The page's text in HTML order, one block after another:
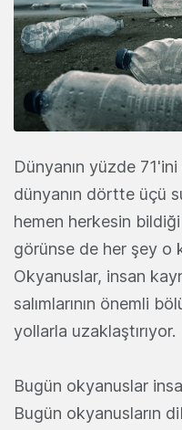
Dünyanın yüzde
dünyanın dörtte üçü
hemen herkesin
görünse de her şey o
Okyanuslar, insan
salımlarının önemli
yollarla uzaklaştırıyor.
Bugün okyanuslar
Bugün okyanusların